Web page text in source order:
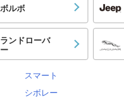
ボルボ
ランドローバ
ー
スマート
シボレー